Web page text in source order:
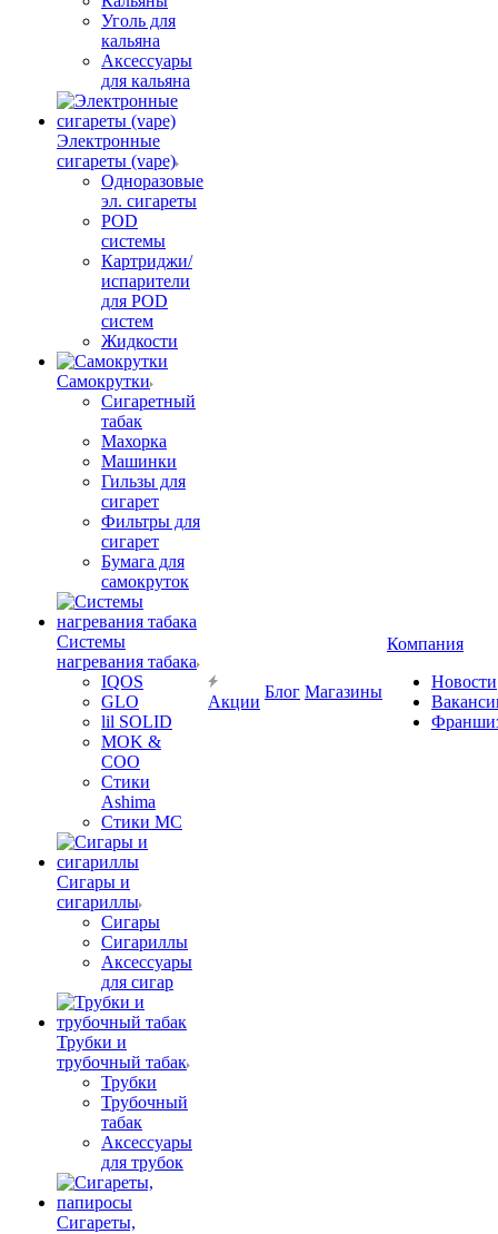
Уголь для
кальяна
Аксессуары
для кальяна
Электронные
сигареты (vape)
Одноразовые
эл. сигареты
POD
системы
Картриджи/
испарители
для POD
систем
Жидкости
Самокрутки
Сигаретный
табак
Махорка
Машинки
Гильзы для
сигарет
Фильтры для
сигарет
Бумага для
самокруток
Системы
нагревания табака
IQOS
GLO
lil SOLID
MOK &
COO
Стики
Ashima
Стики MC
Сигары и
сигариллы
Сигары
Сигариллы
Аксессуары
для сигар
Трубки и
трубочный табак
Трубки
Трубочный
табак
Аксессуары
для трубок
Сигареты,
Акции
Блог Магазины
Компания
Новости